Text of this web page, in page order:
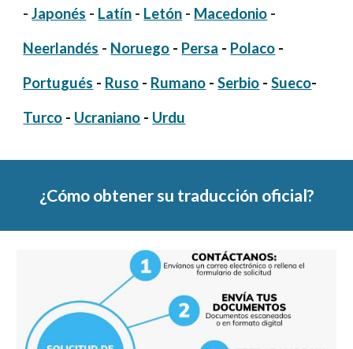
-Japonés - Latín - Letón - Macedonio -
Neerlandés - Noruego - Persa - Polaco -
Portugués - Ruso - Rumano - Serbio -Sueco-
Turco - Ucraniano - Urdu
¿Cómo obtener su traducción oficial?